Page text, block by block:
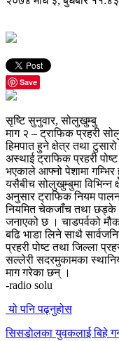
Save
सृष्टि सुनुवार, सोलुखुम्बु
माग २ – ट्राफिक प्रहरी
हिमपात हुने क्षेत्र तथा
अस्थाई ट्राफिक प्रहरी
भएकाले आफ्नो पेशामा गम्भिर
यसैबीच सोलुखुम्बुमा विभिन्न
अनुसार ट्राफिक नियम
नियमित चेकजाँच तथा छड्के
जनाएको छ । चाडपर्वको
बढि भाडा लिने साथै
प्रहरी पोष्ट तथा जिल्ला
सल्लेरी सदरमुकामका
माग गरेका छन् ।
-radio solu
यो पनि पढ्नुहोस
सिसडाेलका युवकलाई बिहे